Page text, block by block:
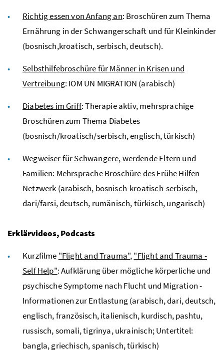
Richtig essen von Anfang an: Broschüren zum Thema
Ernährung in der Schwangerschaft und für Kleinkinder
(bosnisch,kroatisch, serbisch, deutsch).
Selbsthilfebroschüre für Männer in Krisen und
Vertreibung: IOM UN MIGRATION (arabisch)
Diabetes im Griff: Therapie aktiv, mehrsprachige
Broschüren zum Thema Diabetes
(bosnisch/kroatisch/serbisch, englisch, türkisch)
Wegweiser für Schwangere, werdende Eltern und
Familien: Mehrsprache Broschüre des Frühe Hilfen
Netzwerk (arabisch, bosnisch-kroatisch-serbisch,
dari/farsi, deutsch, rumänisch, türkisch, ungarisch)
Erklärvideos, Podcasts
Kurzfilme "Flight and Trauma","Flight and Trauma -
Self Help": Aufklärung über mögliche körperliche und
psychische Symptome nach Flucht und Migration -
Informationen zur Entlastung (arabisch, dari, deutsch,
englisch, französisch, italienisch, kurdisch, pashtu,
russisch, somali, tigrinya, ukrainisch; Untertitel:
bangla, griechisch, spanisch, türkisch)